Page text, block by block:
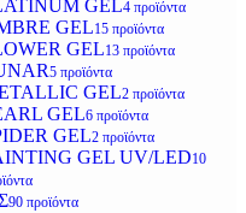
GEL4 προϊόντα
GEL15 προϊόντα
GEL13 προϊόντα
5 προϊόντα
GEL2 προϊόντα
GEL6 προϊόντα
GEL2 προϊόντα
GEL UV/LED10
90 προϊόντα